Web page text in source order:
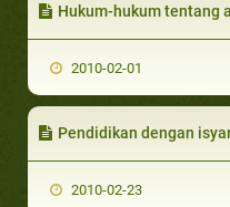
Hukum-hukum tentang
2010-02-01
Pendidikan dengan
2010-02-23